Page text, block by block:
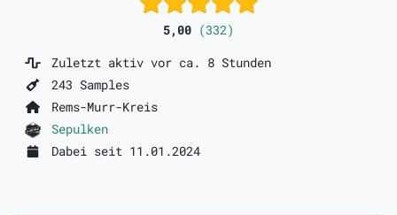
5,00 (332)
Zuletzt aktiv vor ca. 8 Stunden
243 Samples
Rems-Murr-Kreis
Sepulken
Dabei seit 11.01.2024